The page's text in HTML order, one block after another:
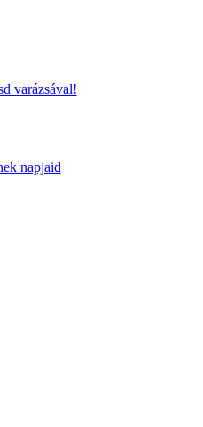
varázsával!
napjaid